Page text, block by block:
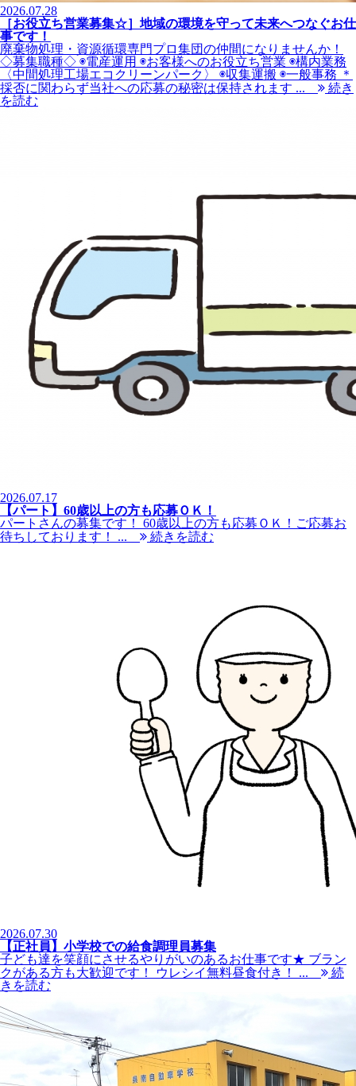
2026.07.28
［お役立ち営業募集☆］地域の環境を守って未来へつなぐお仕
事です！
廃棄物処理・資源循環専門プロ集団の仲間になりませんか！
◇募集職種◇ ◉電産運用 ◉お客様へのお役立ち営業 ◉構内業務
〈中間処理工場エコクリーンパーク〉 ◉収集運搬 ◉一般事務 ＊
採否に関わらず当社への応募の秘密は保持されます ...
続き
を読む
2026.07.17
【パート】60歳以上の方も応募ＯＫ！
パートさんの募集です！ 60歳以上の方も応募ＯＫ！ご応募お
待ちしております！ ...
続きを読む
2026.07.30
【正社員】小学校での給食調理員募集
子ども達を笑顔にさせるやりがいのあるお仕事です★ ブラン
クがある方も大歓迎です！ ウレシイ無料昼食付き！ ...
続
きを読む